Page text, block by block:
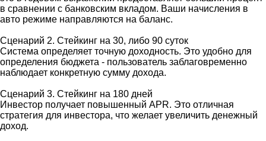
в сравнении с банковским вкладом. Ваши начисления в
авто режиме направляются на баланс.
Сценарий 2. Стейкинг на 30, либо 90 суток
Система определяет точную доходность. Это удобно для
определения бюджета - пользователь заблаговременно
наблюдает конкретную сумму дохода.
Сценарий 3. Стейкинг на 180 дней
Инвестор получает повышенный APR. Это отличная
стратегия для инвестора, что желает увеличить денежный
доход.